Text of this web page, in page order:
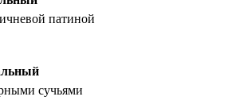
патиной
сучьями